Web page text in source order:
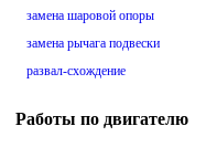
замена шаровой опоры
замена рычага подвески
развал-схождение
Работы по двигателю